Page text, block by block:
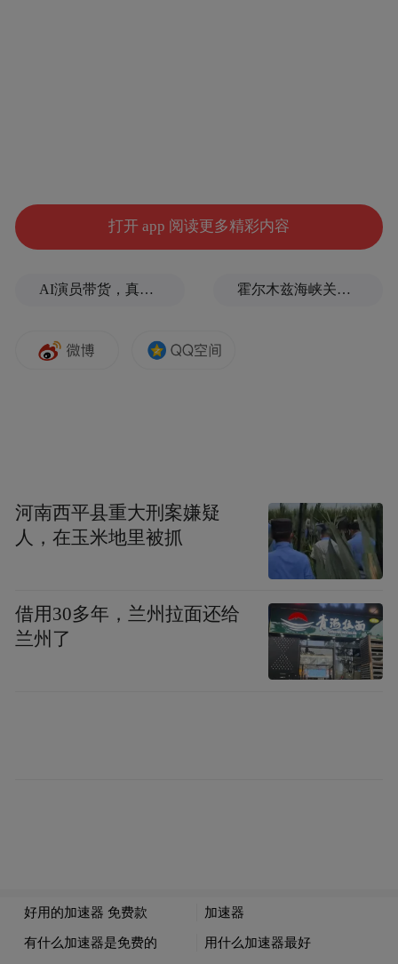
一、信息不对称与信任成本：医美消费的特
殊性
与其他消费品相比，医美消费具有三个显著
果往往在治疗后几天甚至数月才显现，而一
旦出现问题——如产品不合规、探头重复使
用、操作者资质不足——后果往往是不可逆
的。这一特征决定了医美消费中的信任成本
远高于普通消费品。
然而，消费者获取可信信息的渠道却极为有
果是否确定？”——恰恰最难以获得。这就是
医美消费的信任困境：承担最高风险的人
打开 app 阅读更多精彩内容
AI演员带货，真人演员授权：AI时代如何重构信任关系 霍尔木兹海峡关闭致伊拉克石油出口骤降75%
河南西平县重大刑案嫌疑
人，在玉米地里被抓
借用30多年，兰州拉面还给
兰州了